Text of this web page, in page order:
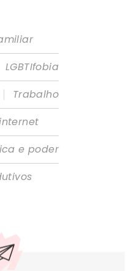
LGBTIfobia
|
Trabalho
e poder